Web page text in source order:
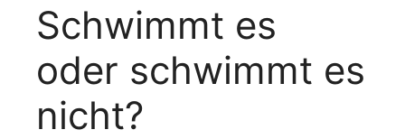
Schwimmt es
oder schwimmt es
nicht?